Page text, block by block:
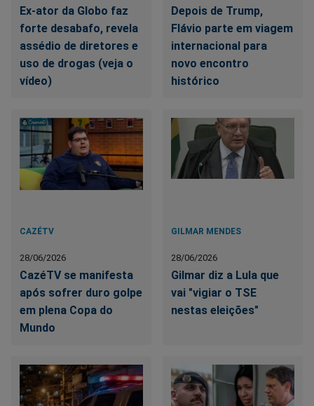
Ex-ator da Globo faz
forte desabafo, revela
assédio de diretores e
uso de drogas (veja o
vídeo)
Depois de Trump,
Flávio parte em viagem
internacional para
novo encontro
histórico
CAZÉTV
28/06/2026
CazéTV se manifesta
após sofrer duro golpe
em plena Copa do
Mundo
GILMAR MENDES
28/06/2026
Gilmar diz a Lula que
vai "vigiar o TSE
nestas eleições"